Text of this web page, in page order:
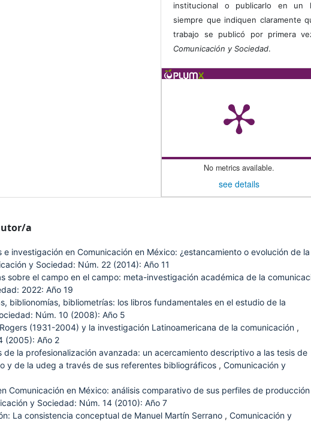
institucional o publicarlo en un
siempre que indiquen claramente
trabajo se publicó por primera
Comunicación y Sociedad.
No metrics available.
see details
a
e investigación en Comunicación en México: ¿estancamiento o evolución de la
y Sociedad: Núm. 22 (2014): Año 11
sobre el campo en el campo: meta-investigación académica de la
2022: Año 19
biblionomías, bibliometrías: los libros fundamentales en el estudio de la
Núm. 10 (2008): Año 5
(1931-2004) y la investigación Latinoamericana de la comunicación ,
(2005): Año 2
de la profesionalización avanzada: un acercamiento descriptivo a las tesis de
y de la udeg a través de sus referentes bibliográficos , Comunicación y
Comunicación en México: análisis comparativo de sus perfiles de
y Sociedad: Núm. 14 (2010): Año 7
La consistencia conceptual de Manuel Martín Serrano , Comunicación y